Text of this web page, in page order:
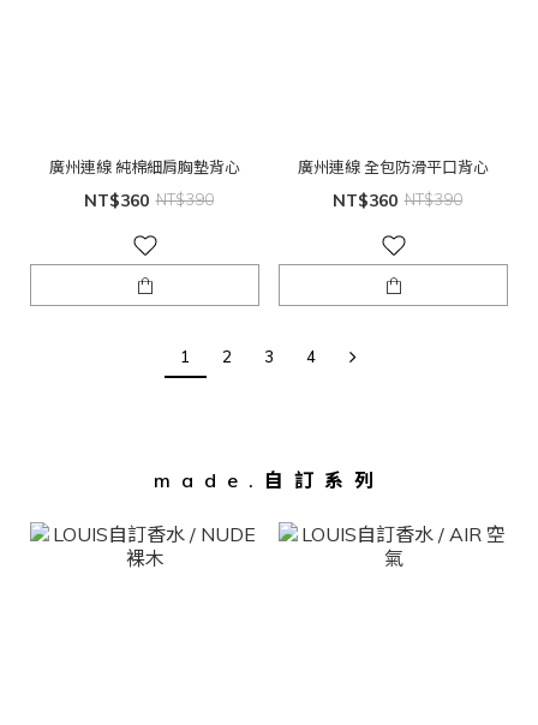
廣州連線 純棉細肩胸墊背心
NT$360 NT$390
廣州連線 全包防滑平口背心
NT$360 NT$390
1 2 3 4
made.自訂系列